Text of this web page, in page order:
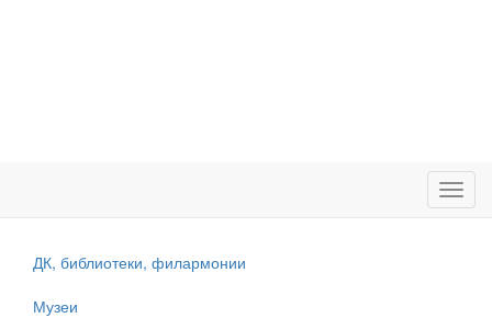
ДК, библиотеки, филармонии
Музеи